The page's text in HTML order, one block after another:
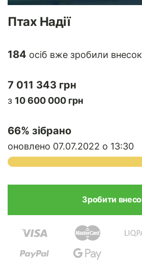
Птах Надії
184 осіб вже зробили внесок
7 011 343 грн
з 10 600 000 грн
66% зібрано
оновлено 07.07.2022 о 13:30